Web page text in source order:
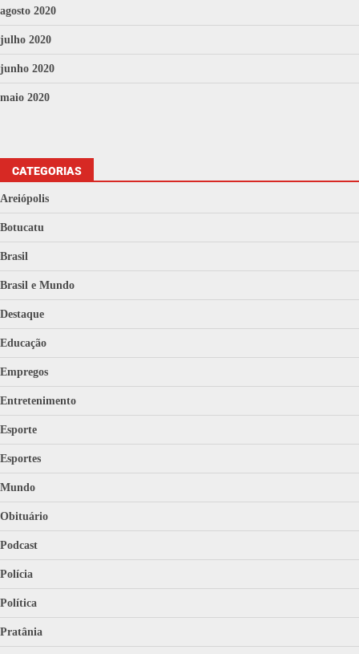
agosto 2020
julho 2020
junho 2020
maio 2020
CATEGORIAS
Areiópolis
Botucatu
Brasil
Brasil e Mundo
Destaque
Educação
Empregos
Entretenimento
Esporte
Esportes
Mundo
Obituário
Podcast
Polícia
Política
Pratânia